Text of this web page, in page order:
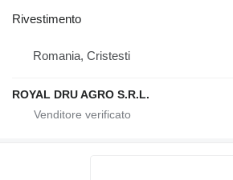
Rivestimento
Romania, Cristesti
ROYAL DRU AGRO S.R.L.